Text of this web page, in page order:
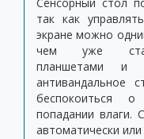
так как
экране можно
чем уже
планшетами и
антивандальное
беспокоиться
попадании влаги.
автоматически